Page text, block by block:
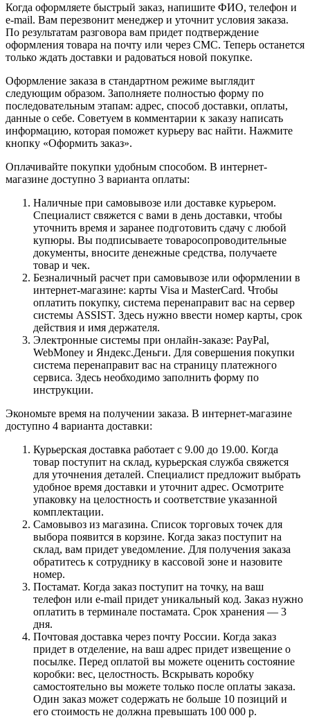
Когда оформляете быстрый заказ, напишите ФИО, телефон и
e-mail. Вам перезвонит менеджер и уточнит условия заказа.
По результатам разговора вам придет подтверждение
оформления товара на почту или через СМС. Теперь останется
только ждать доставки и радоваться новой покупке.
Оформление заказа в стандартном режиме выглядит
следующим образом. Заполняете полностью форму по
последовательным этапам: адрес, способ доставки, оплаты,
данные о себе. Советуем в комментарии к заказу написать
информацию, которая поможет курьеру вас найти. Нажмите
кнопку «Оформить заказ».
Оплачивайте покупки удобным способом. В интернет-
магазине доступно 3 варианта оплаты:
Наличные при самовывозе или доставке курьером.
Специалист свяжется с вами в день доставки, чтобы
уточнить время и заранее подготовить сдачу с любой
купюры. Вы подписываете товаросопроводительные
документы, вносите денежные средства, получаете
товар и чек.
Безналичный расчет при самовывозе или оформлении в
интернет-магазине: карты Visa и MasterCard. Чтобы
оплатить покупку, система перенаправит вас на сервер
системы ASSIST. Здесь нужно ввести номер карты, срок
действия и имя держателя.
Электронные системы при онлайн-заказе: PayPal,
WebMoney и Яндекс.Деньги. Для совершения покупки
система перенаправит вас на страницу платежного
сервиса. Здесь необходимо заполнить форму по
инструкции.
Экономьте время на получении заказа. В интернет-магазине
доступно 4 варианта доставки:
Курьерская доставка работает с 9.00 до 19.00. Когда
товар поступит на склад, курьерская служба свяжется
для уточнения деталей. Специалист предложит выбрать
удобное время доставки и уточнит адрес. Осмотрите
упаковку на целостность и соответствие указанной
комплектации.
Самовывоз из магазина. Список торговых точек для
выбора появится в корзине. Когда заказ поступит на
склад, вам придет уведомление. Для получения заказа
обратитесь к сотруднику в кассовой зоне и назовите
номер.
Постамат. Когда заказ поступит на точку, на ваш
телефон или e-mail придет уникальный код. Заказ нужно
оплатить в терминале постамата. Срок хранения — 3
дня.
Почтовая доставка через почту России. Когда заказ
придет в отделение, на ваш адрес придет извещение о
посылке. Перед оплатой вы можете оценить состояние
коробки: вес, целостность. Вскрывать коробку
самостоятельно вы можете только после оплаты заказа.
Один заказ может содержать не больше 10 позиций и
его стоимость не должна превышать 100 000 р.